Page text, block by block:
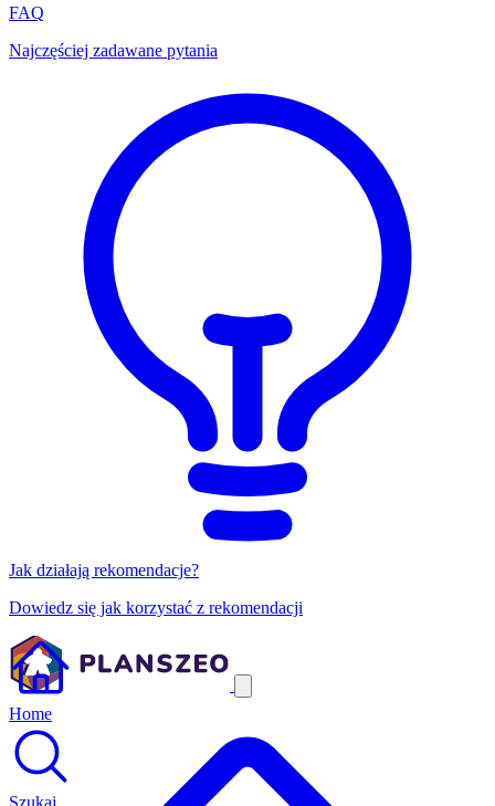
FAQ
Najczęściej zadawane pytania
Jak działają rekomendacje?
Dowiedz się jak korzystać z rekomendacji
Home
Szukaj